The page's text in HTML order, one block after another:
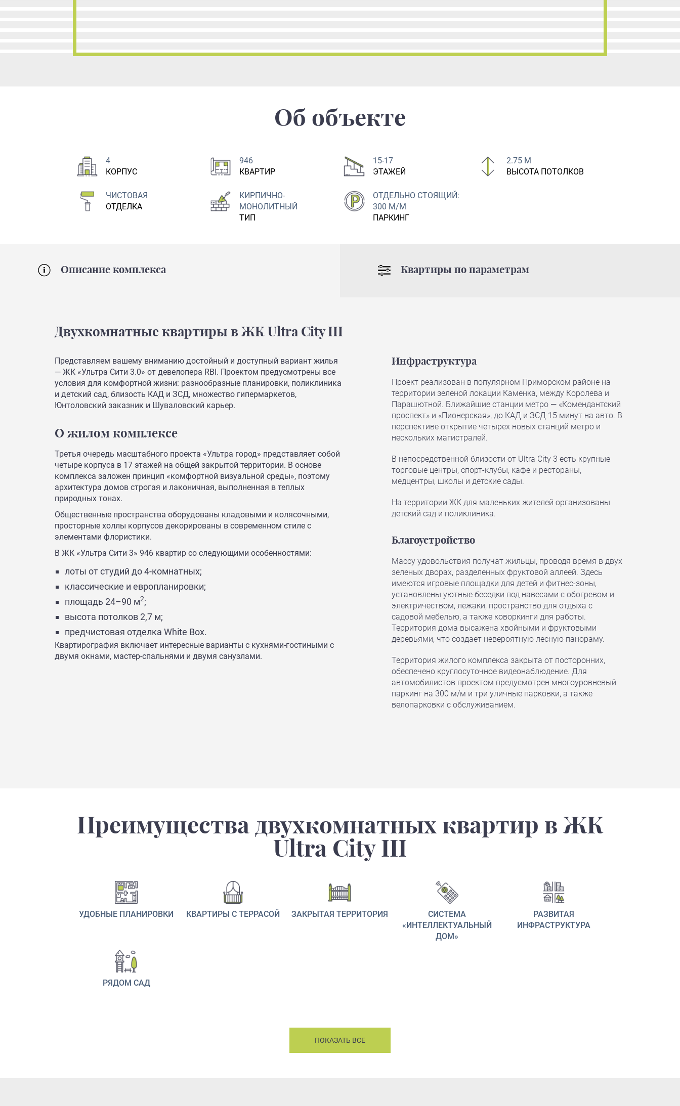
Об объекте
4
КОРПУС
946
КВАРТИР
15-17
ЭТАЖЕЙ
2.75 М
ВЫСОТА ПОТОЛКОВ
ЧИСТОВАЯ
ОТДЕЛКА
КИРПИЧНО-
МОНОЛИТНЫЙ
ТИП
ОТДЕЛЬНО СТОЯЩИЙ:
300 М/М
ПАРКИНГ
Описание комплекса Квартиры по параметрам
Двухкомнатные квартиры в ЖК Ultra City III
Представляем вашему вниманию достойный и доступный вариант жилья
— ЖК «Ультра Сити 3.0» от девелопера RBI. Проектом предусмотрены все
условия для комфортной жизни: разнообразные планировки, поликлиника
и детский сад, близость КАД и ЗСД, множество гипермаркетов,
Юнтоловский заказник и Шуваловский карьер.
О жилом комплексе
Третья очередь масштабного проекта «Ультра город» представляет собой
четыре корпуса в 17 этажей на общей закрытой территории. В основе
комплекса заложен принцип «комфортной визуальной среды», поэтому
архитектура домов строгая и лаконичная, выполненная в теплых
природных тонах.
Общественные пространства оборудованы кладовыми и колясочными,
просторные холлы корпусов декорированы в современном стиле с
элементами флористики.
В ЖК «Ультра Сити 3» 946 квартир со следующими особенностями:
лоты от студий до 4-комнатных;
классические и европланировки;
площадь 24–90 м2;
высота потолков 2,7 м;
предчистовая отделка White Box.
Квартирография включает интересные варианты с кухнями-гостиными с
двумя окнами, мастер-спальнями и двумя санузлами.
Инфраструктура
Проект реализован в популярном Приморском районе на
территории зеленой локации Каменка, между Королева и
Парашютной. Ближайшие станции метро — «Комендантский
проспект» и «Пионерская», до КАД и ЗСД 15 минут на авто. В
перспективе открытие четырех новых станций метро и
нескольких магистралей.
В непосредственной близости от Ultra City 3 есть крупные
торговые центры, спорт-клубы, кафе и рестораны,
медцентры, школы и детские сады.
На территории ЖК для маленьких жителей организованы
детский сад и поликлиника.
Благоустройство
Массу удовольствия получат жильцы, проводя время в двух
зеленых дворах, разделенных фруктовой аллеей. Здесь
имеются игровые площадки для детей и фитнес-зоны,
установлены уютные беседки под навесами с обогревом и
электричеством, лежаки, пространство для отдыха с
садовой мебелью, а также коворкинги для работы.
Территория дома высажена хвойными и фруктовыми
деревьями, что создает невероятную лесную панораму.
Территория жилого комплекса закрыта от посторонних,
обеспечено круглосуточное видеонаблюдение. Для
автомобилистов проектом предусмотрен многоуровневый
паркинг на 300 м/м и три уличные парковки, а также
велопарковки с обслуживанием.
Преимущества двухкомнатных квартир в ЖК
Ultra City III
УДОБНЫЕ ПЛАНИРОВКИ КВАРТИРЫ С ТЕРРАСОЙ ЗАКРЫТАЯ ТЕРРИТОРИЯ
СИСТЕМА
«ИНТЕЛЛЕКТУАЛЬНЫЙ
ДОМ»
РАЗВИТАЯ
ИНФРАСТРУКТУРА
РЯДОМ САД
ПОКАЗАТЬ ВСЕ